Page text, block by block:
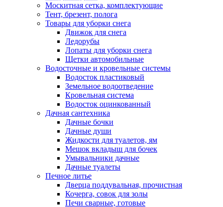
Москитная сетка, комплектующие
Тент, брезент, полога
Товары для уборки снега
Движок для снега
Ледорубы
Лопаты для уборки снега
Щетки автомобильные
Водосточные и кровельные системы
Водосток пластиковый
Земельное водоотведение
Кровельная система
Водосток оцинкованный
Дачная сантехника
Дачные бочки
Дачные души
Жидкости для туалетов, ям
Мешок вкладыш для бочек
Умывальники дачные
Дачные туалеты
Печное литье
Дверца поддувальная, прочистная
Кочерга, совок для золы
Печи сварные, готовые